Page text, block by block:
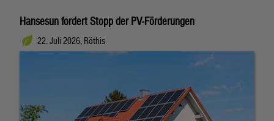
Hansesun fordert Stopp der PV-Förderungen
22. Juli 2026, Röthis